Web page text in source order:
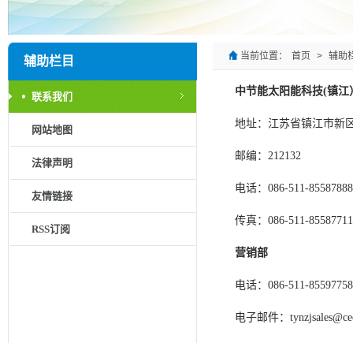
辅助栏目
联系我们
网站地图
法律声明
友情链接
RSS订阅
当前位置： 首页 > 辅助
中节能太阳能科技(镇江
地址：江苏省镇江市新
邮编：212132
电话：086-511-85587888
传真：086-511-85587711
营销部
电话：086-511-85597758
电子邮件：